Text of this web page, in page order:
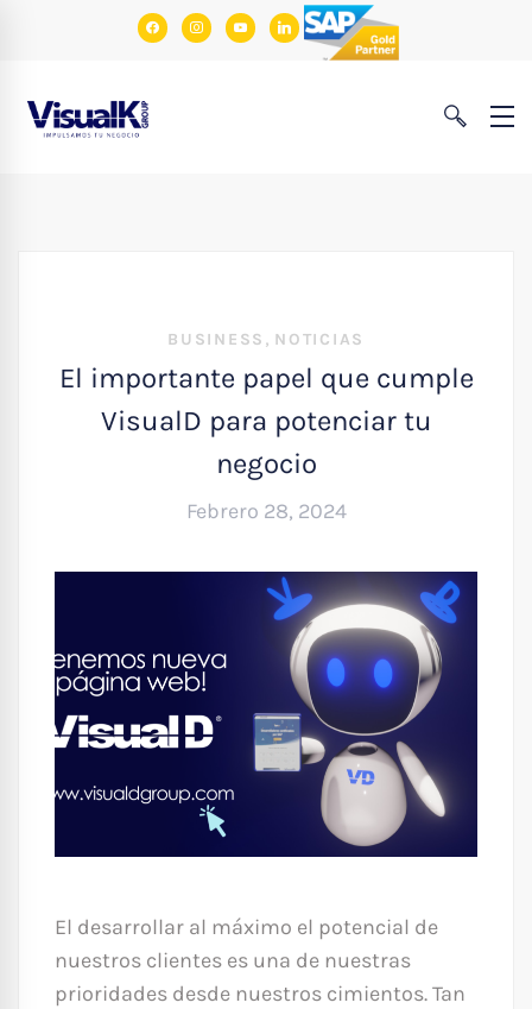
facebookinstagram
youtubelinkedin
BUSINESS , NOTICIAS
El importante papel que cumple
VisualD para potenciar tu
negocio
Febrero 28, 2024
El desarrollar al máximo el potencial de
nuestros clientes es una de nuestras
prioridades desde nuestros cimientos. Tan